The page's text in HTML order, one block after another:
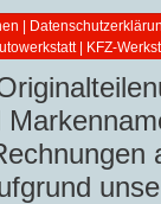
| KFZ-